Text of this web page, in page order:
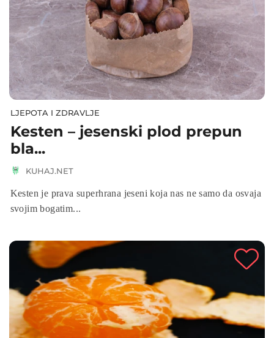
LJEPOTA I ZDRAVLJE
Kesten – jesenski plod prepun
bla...
KUHAJ.NET
Kesten je prava superhrana jeseni koja nas ne samo da osvaja
svojim bogatim...